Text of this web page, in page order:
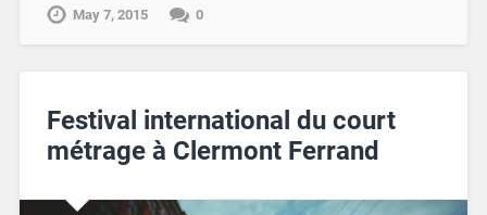
May 7, 2015 0
Festival international du court
métrage à Clermont Ferrand